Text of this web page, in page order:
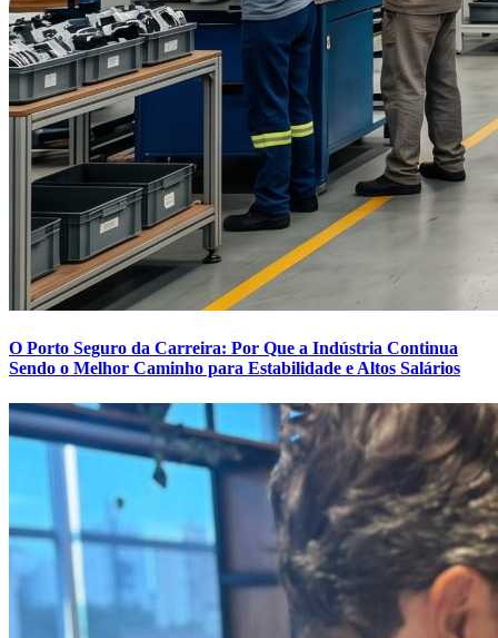
O Porto Seguro da Carreira: Por Que a Indústria Continua
Sendo o Melhor Caminho para Estabilidade e Altos Salários